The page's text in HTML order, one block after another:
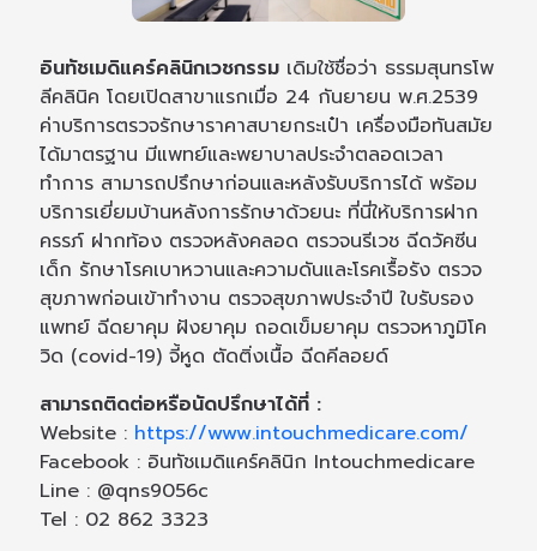
อินทัชเมดิแคร์คลินิกเวชกรรม เดิมใช้ชื่อว่า ธรรมสุนทรโพ
ลีคลินิค โดยเปิดสาขาแรกเมื่อ 24 กันยายน พ.ศ.2539
ค่าบริการตรวจรักษาราคาสบายกระเป๋า เครื่องมือทันสมัย
ได้มาตรฐาน มีแพทย์และพยาบาลประจำตลอดเวลา
ทำการ สามารถปรึกษาก่อนและหลังรับบริการได้ พร้อม
บริการเยี่ยมบ้านหลังการรักษาด้วยนะ ที่นี่ให้บริการฝาก
ครรภ์ ฝากท้อง ตรวจหลังคลอด ตรวจนรีเวช ฉีดวัคซีน
เด็ก รักษาโรคเบาหวานและความดันและโรคเรื้อรัง ตรวจ
สุขภาพก่อนเข้าทำงาน ตรวจสุขภาพประจำปี ใบรับรอง
แพทย์ ฉีดยาคุม ฝังยาคุม ถอดเข็มยาคุม ตรวจหาภูมิโค
วิด (covid-19) จี้หูด ตัดติ่งเนื้อ ฉีดคีลอยด์
สามารถติดต่อหรือนัดปรึกษาได้ที่ :
Website : https://www.intouchmedicare.com/
Facebook : อินทัชเมดิแคร์คลินิก Intouchmedicare
Line : @qns9056c
Tel : 02 862 3323